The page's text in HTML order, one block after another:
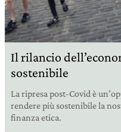
Il rilancio
sostenibile
La ripresa post-Covid è
rendere più sostenibile la
finanza etica.